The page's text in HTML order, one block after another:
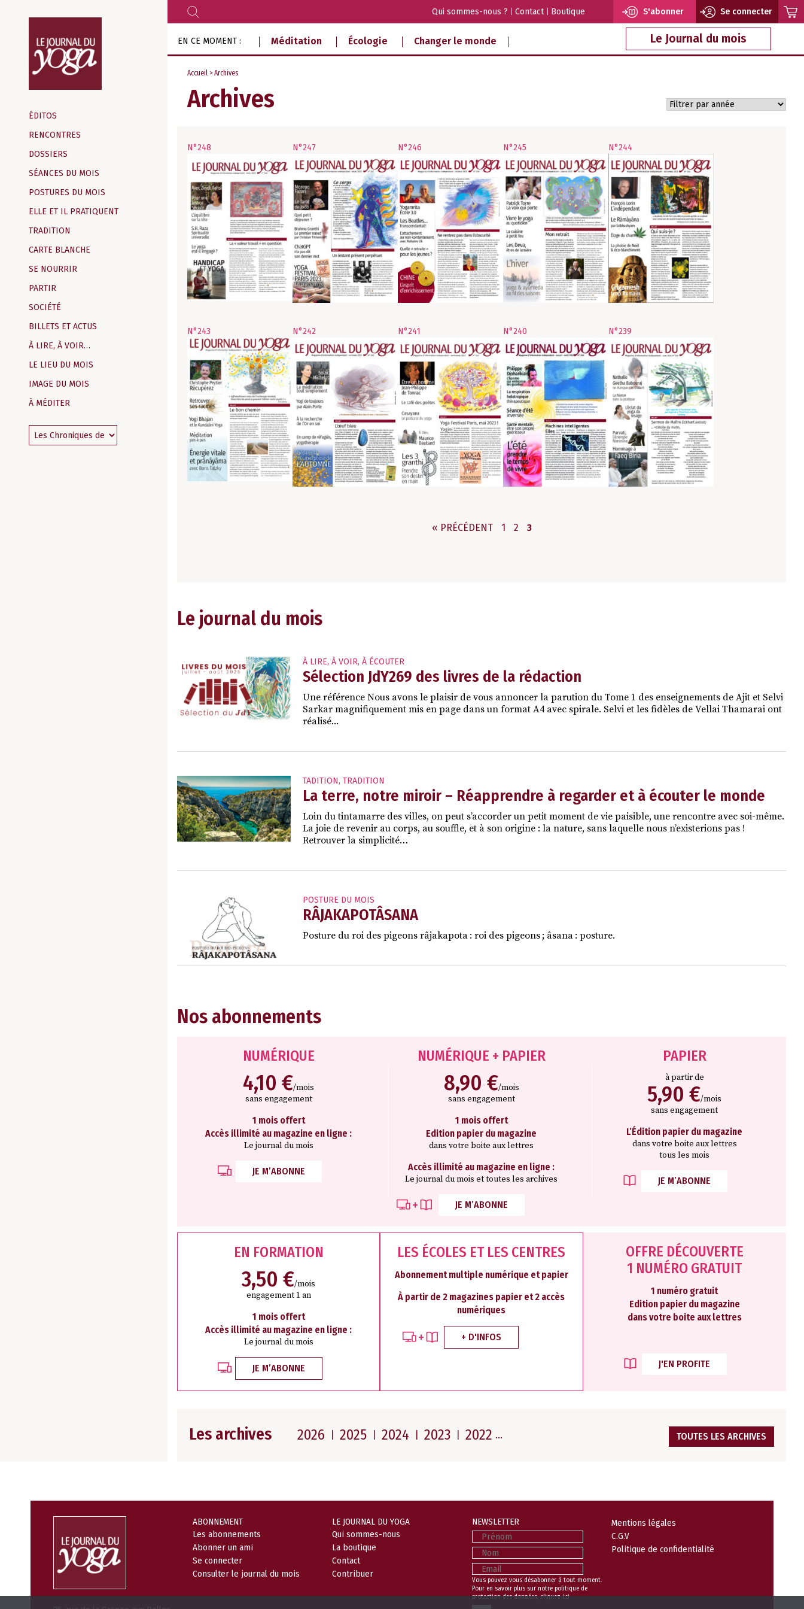
d‘information
indépendant
ÉDITOS
RENCONTRES
DOSSIERS
SÉANCES DU MOIS
POSTURES DU MOIS
ELLE ET IL PRATIQUENT
TRADITION
CARTE BLANCHE
SE NOURRIR
PARTIR
SOCIÉTÉ
BILLETS ET ACTUS
À LIRE, À VOIR…
LE LIEU DU MOIS
IMAGE DU MOIS
À MÉDITER
RECHERCHER Qui sommes-nous ? Contact Boutique S'abonner Se connecter
EN CE MOMENT : Méditation Écologie Changer le monde Le Journal du mois
Accueil > Archives
Archives
N°248 N°247 N°246 N°245 N°244
N°243 N°242 N°241 N°240 N°239
« PRÉCÉDENT PAGE
1 PAGE
2 PAGE
3
Le journal du mois
À LIRE, À VOIR, À ÉCOUTER
Sélection JdY269 des livres de la rédaction
Une référence Nous avons le plaisir de vous annoncer la parution du Tome 1 des enseignements de Ajit et Selvi
Sarkar magnifiquement mis en page dans un format A4 avec spirale. Selvi et les fidèles de Vellai Thamarai ont
réalisé...
TADITION, TRADITION
La terre, notre miroir – Réapprendre à regarder et à écouter le monde
Loin du tintamarre des villes, on peut s’accorder un petit moment de vie paisible, une rencontre avec soi-même.
La joie de revenir au corps, au souffle, et à son origine : la nature, sans laquelle nous n’existerions pas !
Retrouver la simplicité…
POSTURE DU MOIS
RÂJAKAPOTÂSANA
Posture du roi des pigeons râjakapota : roi des pigeons ; âsana : posture.
Nos abonnements
NUMÉRIQUE
4,10 €/mois
sans engagement
1 mois offert
Accès illimité au magazine en ligne :
Le journal du mois
JE M’ABONNE
NUMÉRIQUE + PAPIER
8,90 €/mois
sans engagement
1 mois offert
Edition papier du magazine
dans votre boite aux lettres
Accès illimité au magazine en ligne :
Le journal du mois et toutes les archives
JE M’ABONNE
PAPIER
à partir de
5,90 €/mois
sans engagement
L’Édition papier du magazine
dans votre boite aux lettres
tous les mois
JE M’ABONNE
EN FORMATION
3,50 €/mois
engagement 1 an
1 mois offert
Accès illimité au magazine en ligne :
Le journal du mois
JE M’ABONNE
LES ÉCOLES ET LES CENTRES
Abonnement multiple numérique et papier
À partir de 2 magazines papier et 2 accès
numériques
+ D'INFOS
OFFRE DÉCOUVERTE
1 NUMÉRO GRATUIT
1 numéro gratuit
Edition papier du magazine
dans votre boite aux lettres
J'EN PROFITE
Les archives 2026 2025 2024 2023 2022 TOUTES LES ARCHIVES
ABONNEMENT
Les abonnements
Abonner un ami
Se connecter
Consulter le journal du mois
LE JOURNAL DU YOGA
Qui sommes-nous
La boutique
Contact
Contribuer
NEWSLETTER
Prénom
Nom
Email
Vous pouvez vous désabonner à tout moment.
Pour en savoir plus sur notre politique de
protection des données,cliquez-ici
Mentions légales
C.G.V
Politique de confidentialité